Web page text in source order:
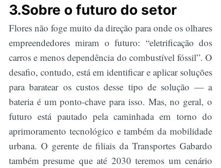
3.Sobre o futuro do setor
Flores não foge muito da direção para onde os olhares
empreendedores miram o futuro: “eletrificação dos
carros e menos dependência do combustível fóssil”. O
desafio, contudo, está em identificar e aplicar soluções
para baratear os custos desse tipo de solução — a
bateria é um ponto-chave para isso. Mas, no geral, o
futuro está pautado pela caminhada em torno do
aprimoramento tecnológico e também da mobilidade
urbana. O gerente de filiais da Transportes Gabardo
também presume que até 2030 teremos um cenário